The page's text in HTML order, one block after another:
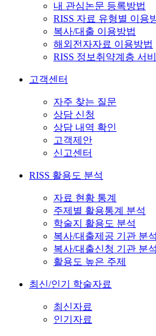
내 관심논문 등록방법
RISS 자료 유형별 이용
복사/대출 이용방법
해외전자자료 이용방법
RISS 정보취약계층 서
고객센터
자주 찾는 질문
상담 신청
상담 내역 확인
고객제안
신고센터
RISS 활용도 분석
자료 현황 통계
주제별 활용통계 분석
학술지 활용도 분석
복사/대출제공 기관 분석
복사/대출신청 기관 분석
활용도 높은 주제
최신/인기 학술자료
최신자료
인기자료